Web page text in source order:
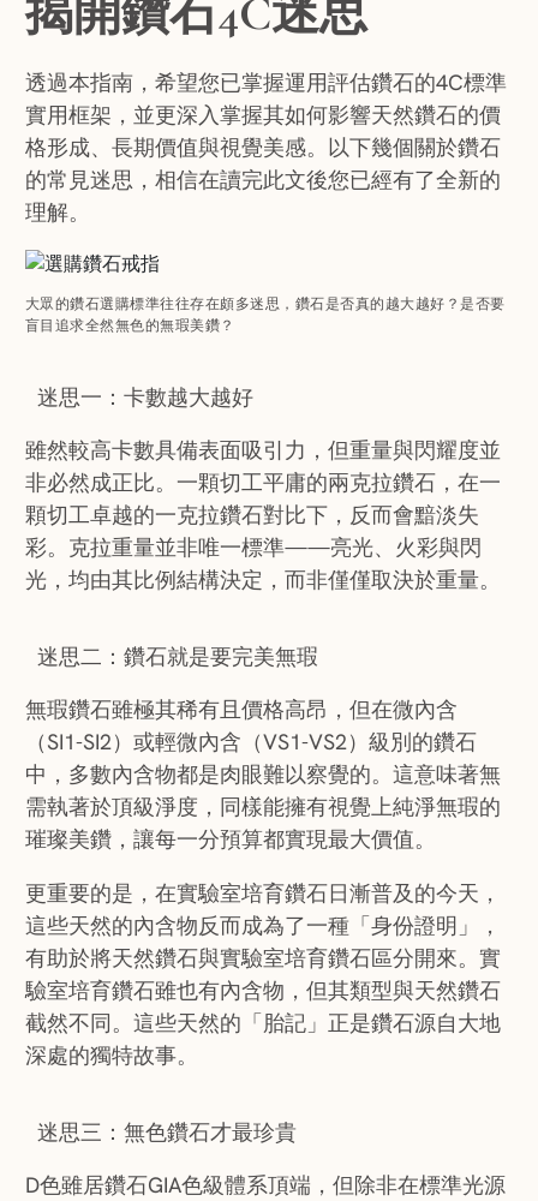
揭開鑽石4C迷思
透過本指南，希望您已掌握運用評估鑽石的4C標準
實用框架，並更深入掌握其如何影響天然鑽石的價
格形成、長期價值與視覺美感。以下幾個關於鑽石
的常見迷思，相信在讀完此文後您已經有了全新的
理解。
大眾的鑽石選購標準往往存在頗多迷思，鑽石是否真的越大越好？是否要
盲目追求全然無色的無瑕美鑽？
迷思一：卡數越大越好
雖然較高卡數具備表面吸引力，但重量與閃耀度並
非必然成正比。一顆切工平庸的兩克拉鑽石，在一
顆切工卓越的一克拉鑽石對比下，反而會黯淡失
彩。克拉重量並非唯一標準——亮光、火彩與閃
光，均由其比例結構決定，而非僅僅取決於重量。
迷思二：鑽石就是要完美無瑕
無瑕鑽石雖極其稀有且價格高昂，但在微內含
（SI1-SI2）或輕微內含（VS1-VS2）級別的鑽石
中，多數內含物都是肉眼難以察覺的。這意味著無
需執著於頂級淨度，同樣能擁有視覺上純淨無瑕的
璀璨美鑽，讓每一分預算都實現最大價值。
更重要的是，在實驗室培育鑽石日漸普及的今天，
這些天然的內含物反而成為了一種「身份證明」，
有助於將天然鑽石與實驗室培育鑽石區分開來。實
驗室培育鑽石雖也有內含物，但其類型與天然鑽石
截然不同。這些天然的「胎記」正是鑽石源自大地
深處的獨特故事。
迷思三：無色鑽石才最珍貴
D色雖居鑽石GIA色級體系頂端，但除非在標準光源